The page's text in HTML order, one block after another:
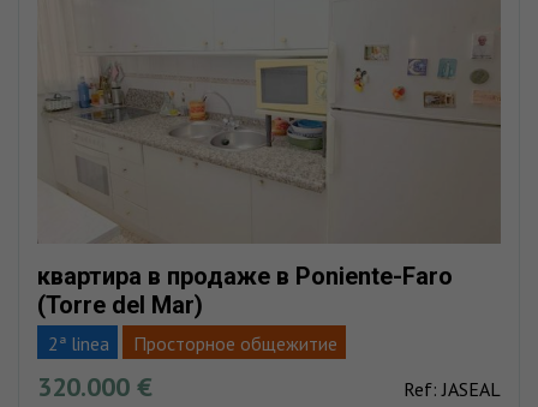
квартира в продаже в Poniente-Faro
(Torre del Mar)
2ª linea
Просторное общежитие
Пляж очень близко
Рядовой урб
320.000 € Ref: JASEAL